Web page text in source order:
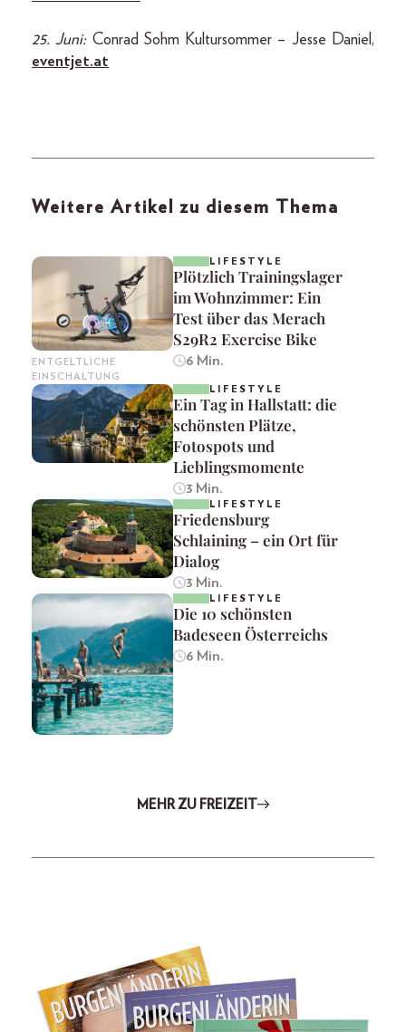
25. Juni: Conrad Sohm Kultursommer – Jesse Daniel,
eventjet.at
Weitere Artikel zu diesem Thema
ENTGELTLICHE
EINSCHALTUNG
LIFESTYLE
Plötzlich Trainingslager
im Wohnzimmer: Ein
Test über das Merach
S29R2 Exercise Bike
6 Min.
LIFESTYLE
Ein Tag in Hallstatt: die
schönsten Plätze,
Fotospots und
Lieblingsmomente
3 Min.
LIFESTYLE
Friedensburg
Schlaining – ein Ort für
Dialog
3 Min.
LIFESTYLE
Die 10 schönsten
Badeseen Österreichs
6 Min.
MEHR ZU FREIZEIT